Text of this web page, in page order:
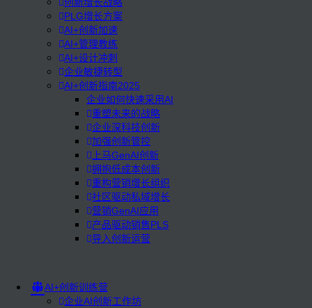
PLG增长方案
AI+创新加速
AI+管理教练
AI+设计冲刺
企业敏捷转型
AI+创新指南2025
企业如何快速采用AI
重塑未来的战略
企业深科技创新
加强创新管控
上马GenAI创新
拥抱低成本创新
重构营销增长组织
社区驱动私域增长
营销GenAI应用
产品驱动销售PLS
导入创新运营
AI+创新训练营
企业AI创新工作坊